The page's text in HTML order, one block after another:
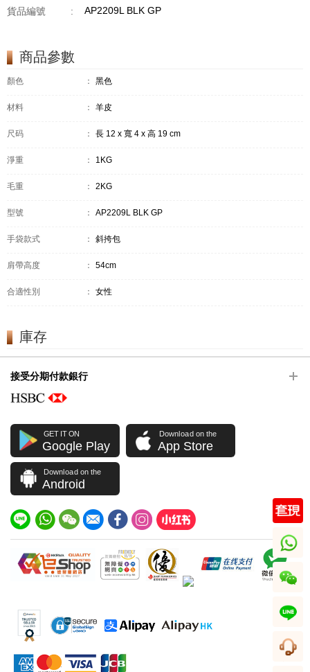
貨品編號 : AP2209L BLK GP
商品參數
顏色 ： 黑色
材料 ： 羊皮
尺码 ： 長 12 x 寬 4 x 高 19 cm
淨重 ： 1KG
毛重 ： 2KG
型號 ： AP2209L BLK GP
手袋款式 ： 斜挎包
肩帶高度 ： 54cm
合適性別 ： 女性
庫存
接受分期付款銀行
GET IT ON
Google Play
Download on the
App Store
Download on the
Android